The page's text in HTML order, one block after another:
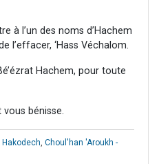
à l’un des noms d’Hachem
l’effacer, ‘Hass Véchalom.
Hachem, pour toute
vous bénisse.
Hakodech, Choul'han 'Aroukh -